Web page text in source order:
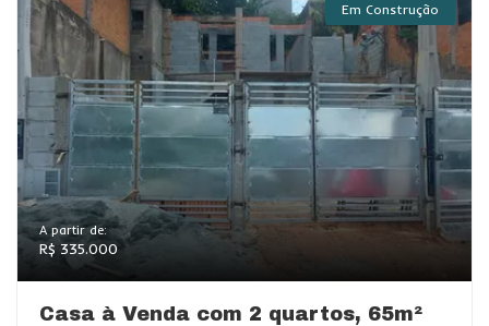
Em Construção
A partir de:
R$ 335.000
Casa à Venda com 2 quartos, 65m²